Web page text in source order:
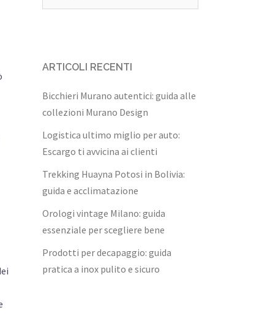
ARTICOLI RECENTI
Bicchieri Murano autentici: guida alle
collezioni Murano Design
Logistica ultimo miglio per auto:
Escargo ti avvicina ai clienti
Trekking Huayna Potosi in Bolivia:
guida e acclimatazione
Orologi vintage Milano: guida
essenziale per scegliere bene
Prodotti per decapaggio: guida
pratica a inox pulito e sicuro